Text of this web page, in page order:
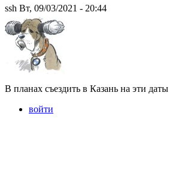
ssh Вт, 09/03/2021 - 20:44
В планах съездить в Казань на эти даты
войти